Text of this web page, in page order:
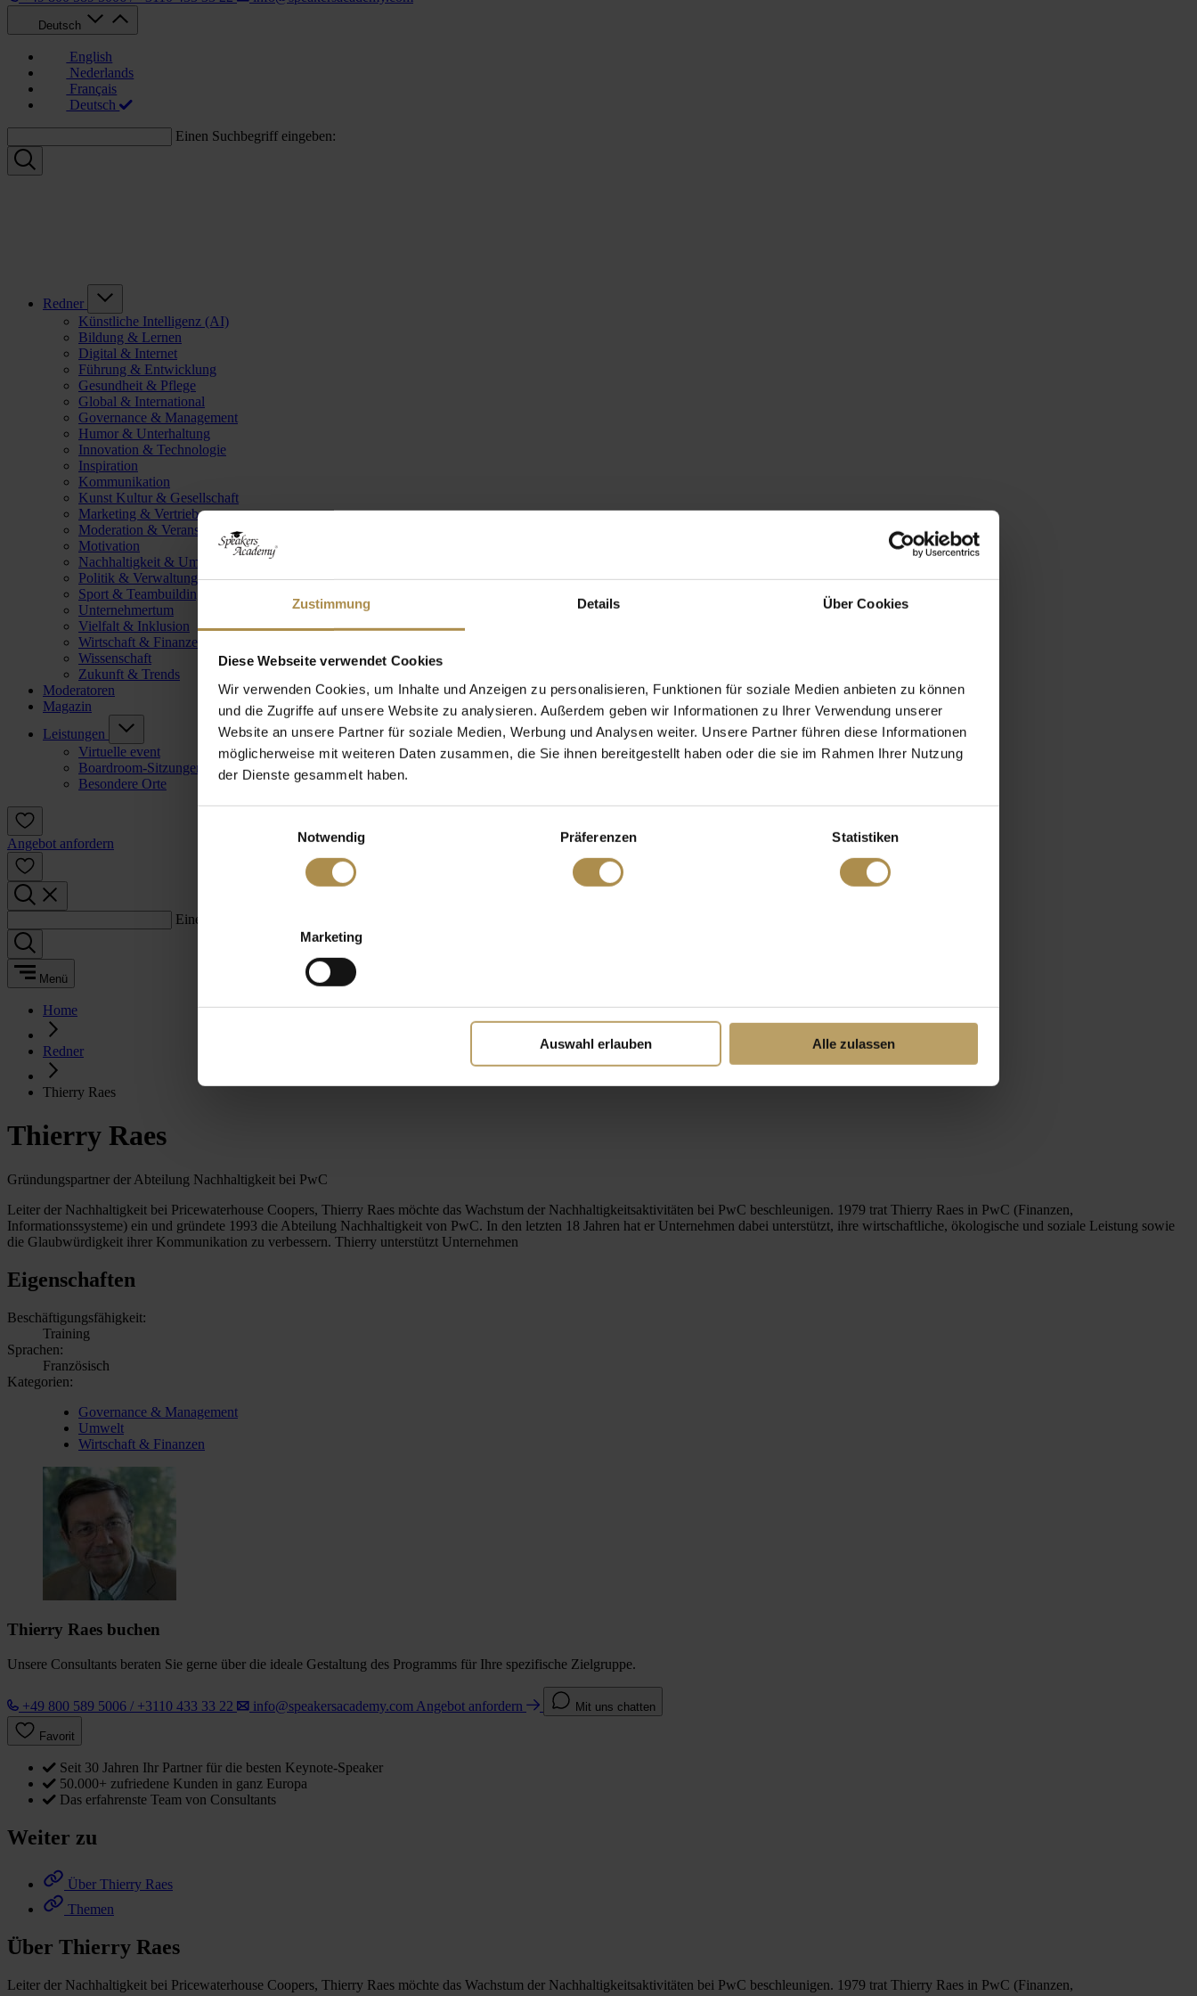
Zustimmung Details Über Cookies
Diese Webseite verwendet Cookies
Wir verwenden Cookies, um Inhalte und Anzeigen zu personalisieren, Funktionen für soziale Medien anbieten zu können
und die Zugriffe auf unsere Website zu analysieren. Außerdem geben wir Informationen zu Ihrer Verwendung unserer
Website an unsere Partner für soziale Medien, Werbung und Analysen weiter. Unsere Partner führen diese Informationen
möglicherweise mit weiteren Daten zusammen, die Sie ihnen bereitgestellt haben oder die sie im Rahmen Ihrer Nutzung
der Dienste gesammelt haben.
Notwendig
Präferenzen Statistiken
Marketing
Auswahl erlauben Alle zulassen
Deutsch
English
Nederlands
Français
Deutsch
Einen Suchbegriff eingeben:
Redner
Künstliche Intelligenz (AI)
Bildung & Lernen
Digital & Internet
Führung & Entwicklung
Gesundheit & Pflege
Global & International
Governance & Management
Humor & Unterhaltung
Innovation & Technologie
Inspiration
Kommunikation
Kunst Kultur & Gesellschaft
Marketing & Vertrieb
Moderation & Veranstaltungsleitung
Motivation
Nachhaltigkeit & Umwelt
Politik & Verwaltung
Sport & Teambuilding
Unternehmertum
Vielfalt & Inklusion
Wirtschaft & Finanzen
Wissenschaft
Zukunft & Trends
Moderatoren
Magazin
Leistungen
Virtuelle event
Boardroom-Sitzungen
Besondere Orte
Angebot anfordern
Einen Suchbegriff eingeben:
Menü
Home
Redner
Thierry Raes
Thierry Raes
Gründungspartner der Abteilung Nachhaltigkeit bei PwC
Leiter der Nachhaltigkeit bei Pricewaterhouse Coopers, Thierry Raes möchte das Wachstum der Nachhaltigkeitsaktivitäten bei PwC beschleunigen. 1979 trat Thierry Raes in PwC (Finanzen,
Informationssysteme) ein und gründete 1993 die Abteilung Nachhaltigkeit von PwC. In den letzten 18 Jahren hat er Unternehmen dabei unterstützt, ihre wirtschaftliche, ökologische und soziale Leistung sowie
die Glaubwürdigkeit ihrer Kommunikation zu verbessern. Thierry unterstützt Unternehmen
Eigenschaften
Beschäftigungsfähigkeit:
Training
Sprachen:
Französisch
Kategorien:
Governance & Management
Umwelt
Wirtschaft & Finanzen
Thierry Raes buchen
Unsere Consultants beraten Sie gerne über die ideale Gestaltung des Programms für Ihre spezifische Zielgruppe.
+49 800 589 5006 / +3110 433 33 22 info@speakersacademy.com Angebot anfordern Mit uns chatten
Favorit
Seit 30 Jahren Ihr Partner für die besten Keynote-Speaker
50.000+ zufriedene Kunden in ganz Europa
Das erfahrenste Team von Consultants
Weiter zu
Über Thierry Raes
Themen
Über Thierry Raes
Leiter der Nachhaltigkeit bei Pricewaterhouse Coopers, Thierry Raes möchte das Wachstum der Nachhaltigkeitsaktivitäten bei PwC beschleunigen. 1979 trat Thierry Raes in PwC (Finanzen,